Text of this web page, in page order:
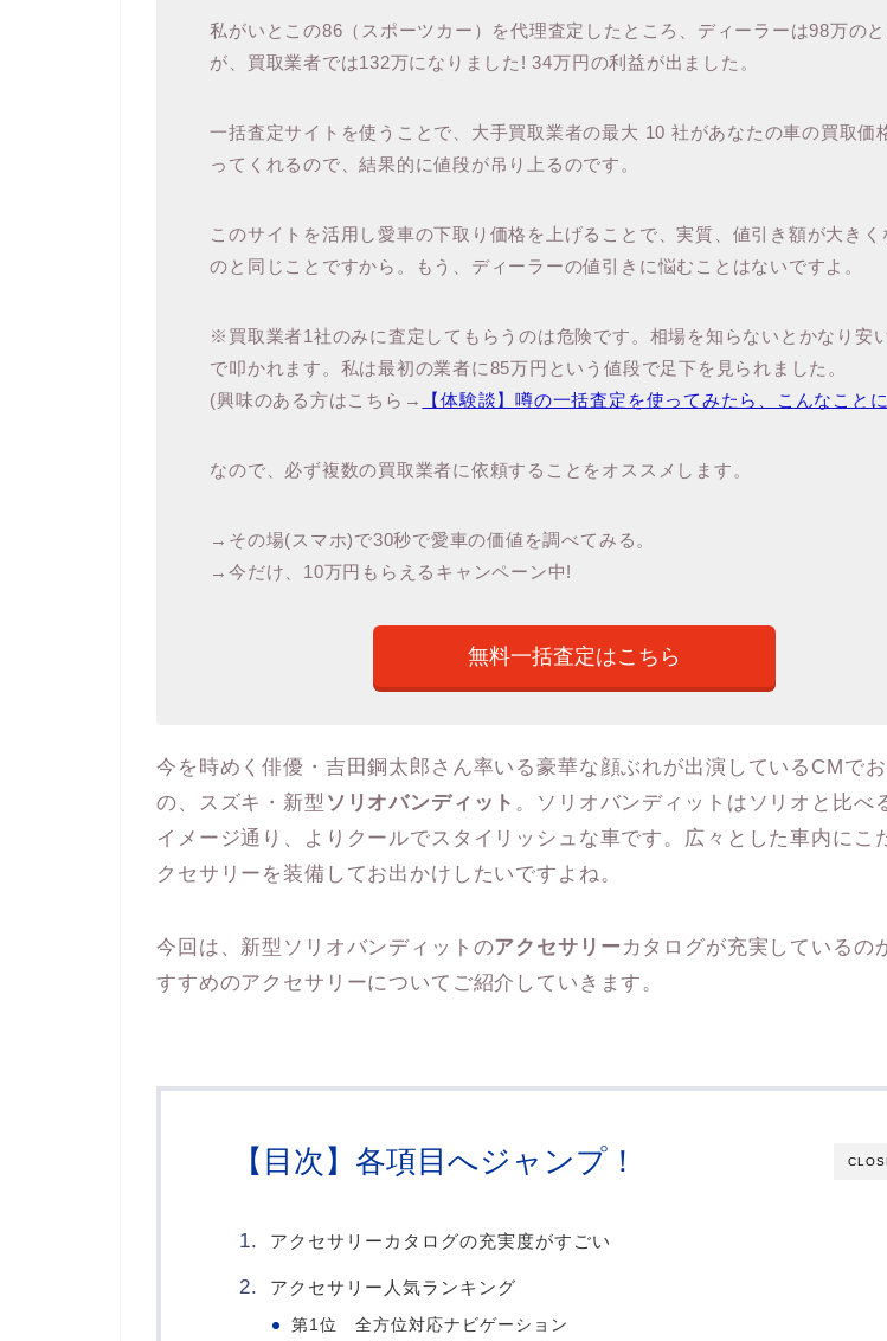
私がいとこの86（スポーツカー）を代理査定したところ、ディーラーは98万のと
が、買取業者では132万になりました! 34万円の利益が出ました。
一括査定サイトを使うことで、大手買取業者の最大 10 社があなたの車の買取価
ってくれるので、結果的に値段が吊り上るのです。
このサイトを活用し愛車の下取り価格を上げることで、実質、値引き額が大きく
のと同じことですから。もう、ディーラーの値引きに悩むことはないですよ。
※買取業者1社のみに査定してもらうのは危険です。相場を知らないとかなり安
で叩かれます。私は最初の業者に85万円という値段で足下を見られました。
(興味のある方はこちら→
【体験談】噂の一括査定を使ってみたら、こんなこと
なので、必ず複数の買取業者に依頼することをオススメします。
→その場(スマホ)で30秒で愛車の価値を調べてみる。
→今だけ、10万円もらえるキャンペーン中!
無料一括査定はこちら
今を時めく俳優・吉田鋼太郎さん率いる豪華な顔ぶれが出演しているCMで
の、スズキ・新型 ソリオバンディット 。ソリオバンディットはソリオと比べ
イメージ通り、よりクールでスタイリッシュな車です。広々とした車内にこ
クセサリーを装備してお出かけしたいですよね。
今回は、新型ソリオバンディットのアクセサリー カタログが充実しているの
すすめのアクセサリーについてご紹介していきます。
【目次】各項目へジャンプ！
アクセサリーカタログの充実度がすごい
アクセサリー人気ランキング
第1位 全方位対応ナビゲーション